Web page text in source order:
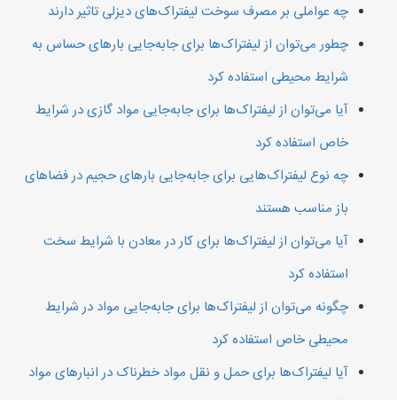
چه عواملی بر مصرف سوخت لیفتراک‌های دیزلی تاثیر دارند
چطور می‌توان از لیفتراک‌ها برای جابه‌جایی بارهای حساس به
شرایط محیطی استفاده کرد
آیا می‌توان از لیفتراک‌ها برای جابه‌جایی مواد گازی در شرایط
خاص استفاده کرد
چه نوع لیفتراک‌هایی برای جابه‌جایی بارهای حجیم در فضاهای
باز مناسب هستند
آیا می‌توان از لیفتراک‌ها برای کار در معادن با شرایط سخت
استفاده کرد
چگونه می‌توان از لیفتراک‌ها برای جابه‌جایی مواد در شرایط
محیطی خاص استفاده کرد
آیا لیفتراک‌ها برای حمل و نقل مواد خطرناک در انبارهای مواد